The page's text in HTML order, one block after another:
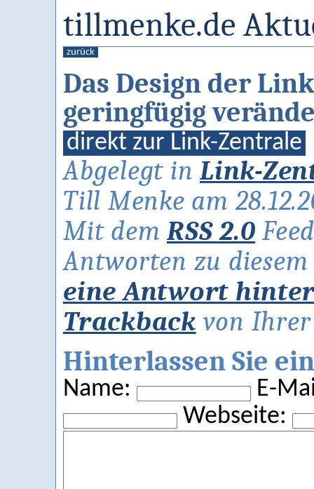
tillmenke.de
zurück
Das Design der
geringfügig
direkt zur Link-Zentrale
Abgelegt inLink-
Till Menke am
Mit demRSS 2.0
Antworten zu
eine Antwort
Trackback von Ihrer
Hinterlassen Sie
Name:
E-
Webseite: